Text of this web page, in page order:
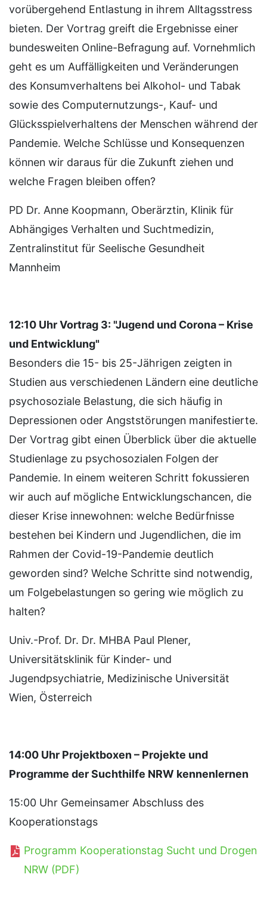
vorübergehend Entlastung in ihrem Alltagsstress
bieten. Der Vortrag greift die Ergebnisse einer
bundesweiten Online-Befragung auf. Vornehmlich
geht es um Auffälligkeiten und Veränderungen
des Konsumverhaltens bei Alkohol- und Tabak
sowie des Computernutzungs-, Kauf- und
Glücksspielverhaltens der Menschen während der
Pandemie. Welche Schlüsse und Konsequenzen
können wir daraus für die Zukunft ziehen und
welche Fragen bleiben offen?
PD Dr. Anne Koopmann, Oberärztin, Klinik für
Abhängiges Verhalten und Suchtmedizin,
Zentralinstitut für Seelische Gesundheit
Mannheim
12:10 Uhr Vortrag 3: "Jugend und Corona – Krise
und Entwicklung"
Besonders die 15- bis 25-Jährigen zeigten in
Studien aus verschiedenen Ländern eine deutliche
psychosoziale Belastung, die sich häufig in
Depressionen oder Angststörungen manifestierte.
Der Vortrag gibt einen Überblick über die aktuelle
Studienlage zu psychosozialen Folgen der
Pandemie. In einem weiteren Schritt fokussieren
wir auch auf mögliche Entwicklungschancen, die
dieser Krise innewohnen: welche Bedürfnisse
bestehen bei Kindern und Jugendlichen, die im
Rahmen der Covid-19-Pandemie deutlich
geworden sind? Welche Schritte sind notwendig,
um Folgebelastungen so gering wie möglich zu
halten?
Univ.-Prof. Dr. Dr. MHBA Paul Plener,
Universitätsklinik für Kinder- und
Jugendpsychiatrie, Medizinische Universität
Wien, Österreich
14:00 Uhr Projektboxen – Projekte und
Programme der Suchthilfe NRW kennenlernen
15:00 Uhr Gemeinsamer Abschluss des
Kooperationstags
Programm Kooperationstag Sucht und Drogen
NRW (PDF)